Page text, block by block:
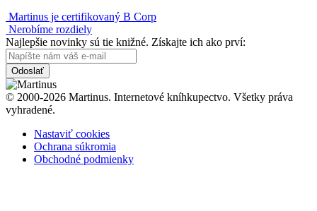
Martinus je certifikovaný B Corp
Nerobíme rozdiely
Najlepšie novinky sú tie knižné. Získajte ich ako prví:
Odoslať
© 2000-2026 Martinus. Internetové kníhkupectvo. Všetky práva
vyhradené.
Nastaviť cookies
Ochrana súkromia
Obchodné podmienky